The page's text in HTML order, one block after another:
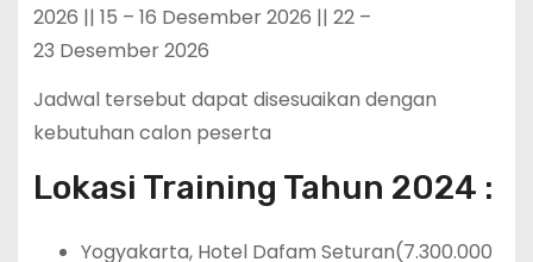
2026 || 15 – 16 Desember 2026 || 22 –
23 Desember 2026
Jadwal tersebut dapat disesuaikan dengan
kebutuhan calon peserta
Lokasi Training Tahun 2024 :
Yogyakarta, Hotel Dafam Seturan(7.300.000